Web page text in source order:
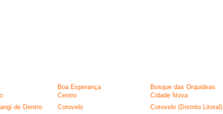
Boa Esperança Bosque das Orquideas
Centro Cidade Nova
de Dentro Cotovelo Cotovelo (Distrito Litoral)